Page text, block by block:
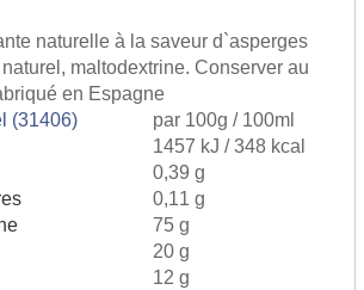
naturelle à la saveur d`asperges
maltodextrine. Conserver au
en Espagne
(31406)
par 100g / 100ml
1457 kJ / 348 kcal
0,39 g
0,11 g
75 g
20 g
12 g